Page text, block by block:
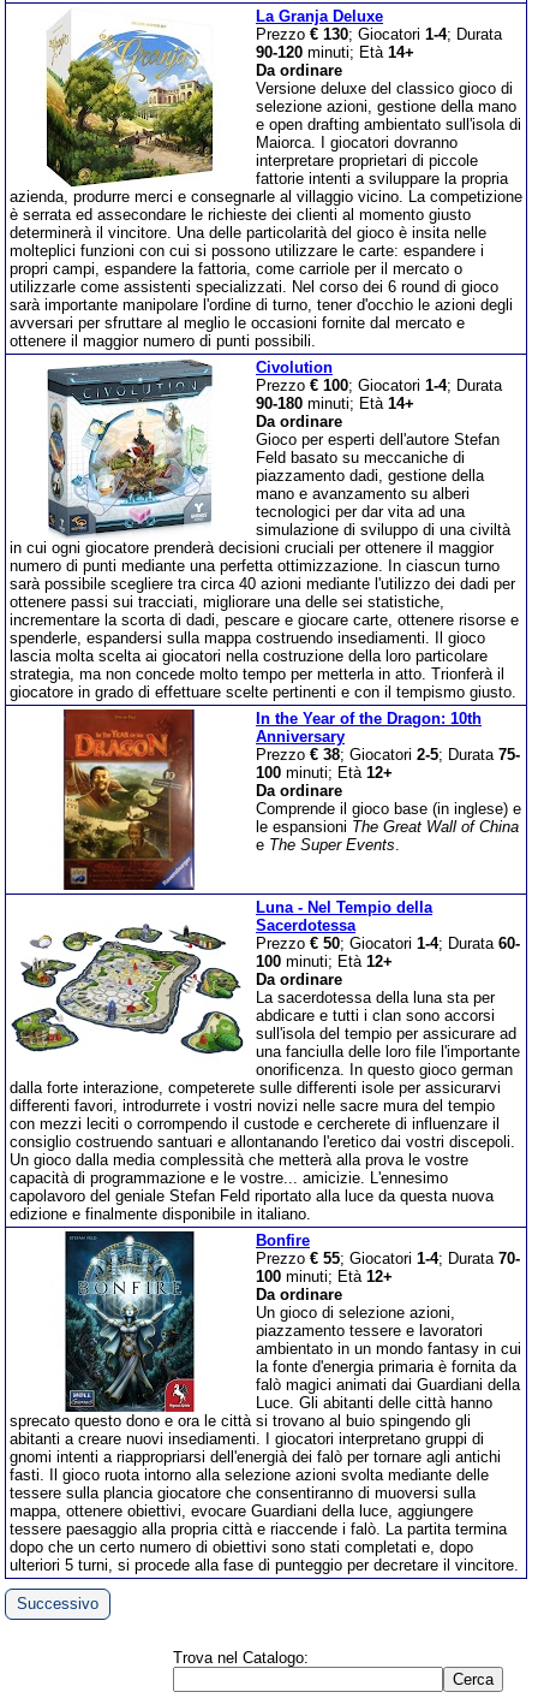
La Granja Deluxe
Prezzo € 130; Giocatori 1-4; Durata
90-120 minuti; Età 14+
Da ordinare
Versione deluxe del classico gioco di
selezione azioni, gestione della mano
e open drafting ambientato sull'isola di
Maiorca. I giocatori dovranno
interpretare proprietari di piccole
fattorie intenti a sviluppare la propria
azienda, produrre merci e consegnarle al villaggio vicino. La competizione
è serrata ed assecondare le richieste dei clienti al momento giusto
determinerà il vincitore. Una delle particolarità del gioco è insita nelle
molteplici funzioni con cui si possono utilizzare le carte: espandere i
propri campi, espandere la fattoria, come carriole per il mercato o
utilizzarle come assistenti specializzati. Nel corso dei 6 round di gioco
sarà importante manipolare l'ordine di turno, tener d'occhio le azioni degli
avversari per sfruttare al meglio le occasioni fornite dal mercato e
ottenere il maggior numero di punti possibili.
Civolution
Prezzo € 100; Giocatori 1-4; Durata
90-180 minuti; Età 14+
Da ordinare
Gioco per esperti dell'autore Stefan
Feld basato su meccaniche di
piazzamento dadi, gestione della
mano e avanzamento su alberi
tecnologici per dar vita ad una
simulazione di sviluppo di una civiltà
in cui ogni giocatore prenderà decisioni cruciali per ottenere il maggior
numero di punti mediante una perfetta ottimizzazione. In ciascun turno
sarà possibile scegliere tra circa 40 azioni mediante l'utilizzo dei dadi per
ottenere passi sui tracciati, migliorare una delle sei statistiche,
incrementare la scorta di dadi, pescare e giocare carte, ottenere risorse e
spenderle, espandersi sulla mappa costruendo insediamenti. Il gioco
lascia molta scelta ai giocatori nella costruzione della loro particolare
strategia, ma non concede molto tempo per metterla in atto. Trionferà il
giocatore in grado di effettuare scelte pertinenti e con il tempismo giusto.
In the Year of the Dragon: 10th
Anniversary
Prezzo € 38; Giocatori 2-5; Durata 75-
100 minuti; Età 12+
Da ordinare
Comprende il gioco base (in inglese) e
le espansioni The Great Wall of China
e The Super Events.
Luna - Nel Tempio della
Sacerdotessa
Prezzo € 50; Giocatori 1-4; Durata 60-
100 minuti; Età 12+
Da ordinare
La sacerdotessa della luna sta per
abdicare e tutti i clan sono accorsi
sull'isola del tempio per assicurare ad
una fanciulla delle loro file l'importante
onorificenza. In questo gioco german
dalla forte interazione, competerete sulle differenti isole per assicurarvi
differenti favori, introdurrete i vostri novizi nelle sacre mura del tempio
con mezzi leciti o corrompendo il custode e cercherete di influenzare il
consiglio costruendo santuari e allontanando l'eretico dai vostri discepoli.
Un gioco dalla media complessità che metterà alla prova le vostre
capacità di programmazione e le vostre... amicizie. L'ennesimo
capolavoro del geniale Stefan Feld riportato alla luce da questa nuova
edizione e finalmente disponibile in italiano.
Bonfire
Prezzo € 55; Giocatori 1-4; Durata 70-
100 minuti; Età 12+
Da ordinare
Un gioco di selezione azioni,
piazzamento tessere e lavoratori
ambientato in un mondo fantasy in cui
la fonte d'energia primaria è fornita da
falò magici animati dai Guardiani della
Luce. Gli abitanti delle città hanno
sprecato questo dono e ora le città si trovano al buio spingendo gli
abitanti a creare nuovi insediamenti. I giocatori interpretano gruppi di
gnomi intenti a riappropriarsi dell'energià dei falò per tornare agli antichi
fasti. Il gioco ruota intorno alla selezione azioni svolta mediante delle
tessere sulla plancia giocatore che consentiranno di muoversi sulla
mappa, ottenere obiettivi, evocare Guardiani della luce, aggiungere
tessere paesaggio alla propria città e riaccende i falò. La partita termina
dopo che un certo numero di obiettivi sono stati completati e, dopo
ulteriori 5 turni, si procede alla fase di punteggio per decretare il vincitore.
Successivo
Trova nel Catalogo: